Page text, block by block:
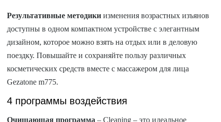
Результативные методики изменения возрастных изъянов
доступны в одном компактном устройстве с элегантным
дизайном, которое можно взять на отдых или в деловую
поездку. Повышайте и сохраняйте пользу различных
косметических средств вместе с массажером для лица
Gezatone m775.
4 программы воздействия
Очищающая программа – Cleaning – это идеальное